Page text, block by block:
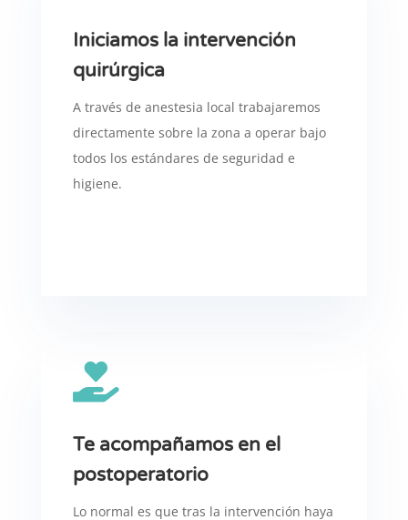
Iniciamos la intervención
quirúrgica
A través de anestesia local trabajaremos
directamente sobre la zona a operar bajo
todos los estándares de seguridad e
higiene.

Te acompañamos en el
postoperatorio
Lo normal es que tras la intervención haya